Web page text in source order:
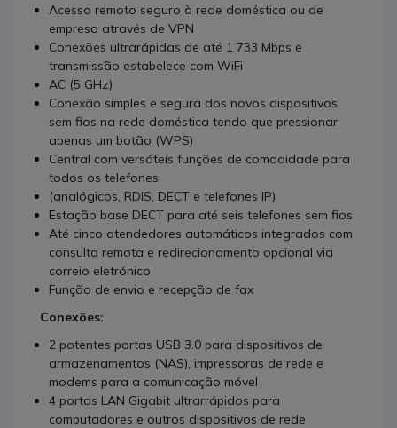
Acesso remoto seguro à rede doméstica ou de
empresa através de VPN
Conexões ultrarápidas de até 1 733 Mbps e
transmissão estabelece com WiFi
AC (5 GHz)
Conexão simples e segura dos novos dispositivos
sem fios na rede doméstica tendo que pressionar
apenas um botão (WPS)
Central com versáteis funções de comodidade para
todos os telefones
(analógicos, RDIS, DECT e telefones IP)
Estação base DECT para até seis telefones sem fios
Até cinco atendedores automáticos integrados com
consulta remota e redirecionamento opcional via
correio eletrónico
Função de envio e recepção de fax
Conexões:
2 potentes portas USB 3.0 para dispositivos de
armazenamentos (NAS), impressoras de rede e
modems para a comunicação móvel
4 portas LAN Gigabit ultrarrápidos para
computadores e outros dispositivos de rede